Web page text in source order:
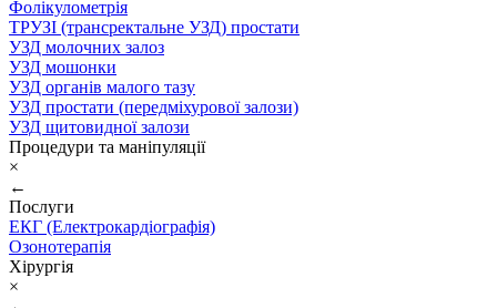
Фолікулометрія
ТРУЗІ (трансректальне УЗД) простати
УЗД молочних залоз
УЗД мошонки
УЗД органів малого тазу
УЗД простати (передміхурової залози)
УЗД щитовидної залози
Процедури та маніпуляції
×
←
Послуги
ЕКГ (Електрокардіографія)
Озонотерапія
Хірургія
×